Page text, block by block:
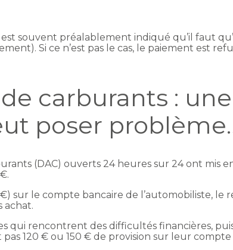
souvent préalablement indiqué qu’il faut
Si ce n’est pas le cas, le paiement est
carburants : une
poser
(DAC) ouverts 24 heures sur 24 ont mis
sur le compte bancaire de l’automobiliste, le
achat.
rencontrent des difficultés financières,
120 € ou 150 € de provision sur leur